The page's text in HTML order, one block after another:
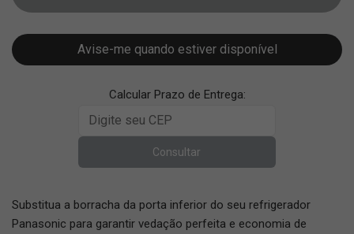
Avise-me quando estiver disponível
Calcular Prazo de Entrega:
Consultar
Substitua a borracha da porta inferior do seu refrigerador
Panasonic para garantir vedação perfeita e economia de